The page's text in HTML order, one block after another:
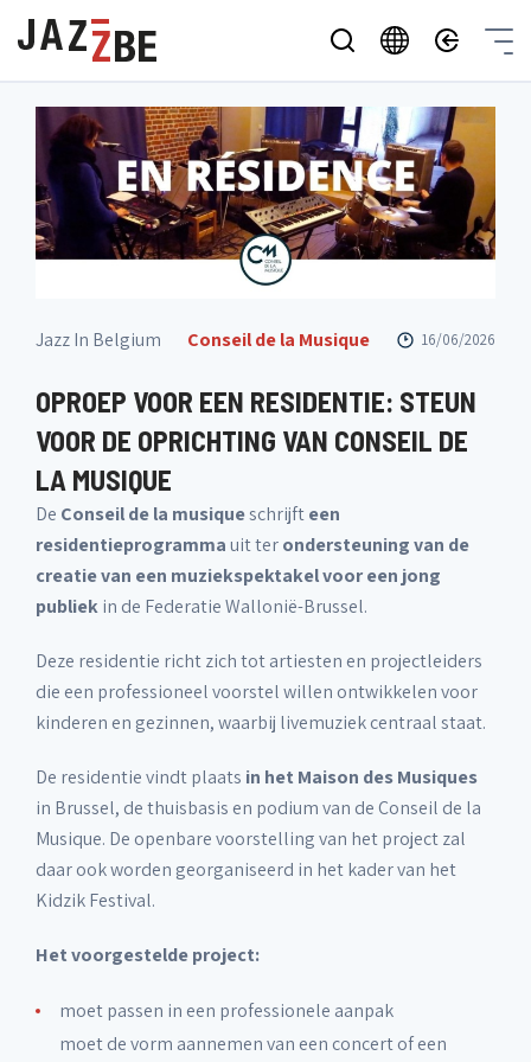
Jazz In Belgium Conseil de la Musique 16/06/2026
OPROEP VOOR EEN RESIDENTIE: STEUN
VOOR DE OPRICHTING VAN CONSEIL DE
LA MUSIQUE
De Conseil de la musiqueschrijfteen
residentieprogrammauit terondersteuning van de
creatie van een muziekspektakel voor een jong
publiekin de Federatie Wallonië-Brussel.
Deze residentie richt zich tot artiesten en projectleiders
die een professioneel voorstel willen ontwikkelen voor
kinderen en gezinnen, waarbij livemuziek centraal staat.
De residentie vindt plaats in het Maison des Musiques
in Brussel, de thuisbasis en podium van de Conseil de la
Musique. De openbare voorstelling van het project zal
daar ook worden georganiseerd in het kader van het
Kidzik Festival.
Het voorgestelde project:
moet passen in een professionele aanpak
moet de vorm aannemen van een concert of een